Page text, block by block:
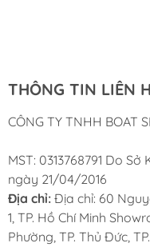
THÔNG TIN LIÊN
CÔNG TY TNHH BOAT
MST: 0313768791 Do
ngày 21/04/2016
Địa chỉ: Địa chỉ: 60
1, TP. Hồ Chí Minh
Phường, TP. Thủ Đức,